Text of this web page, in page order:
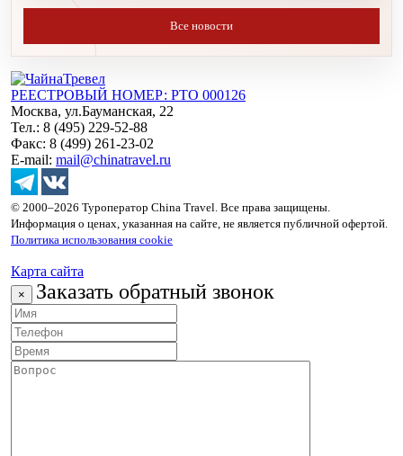
Все новости
РЕЕСТРОВЫЙ НОМЕР: РТО 000126
Москва, ул.Бауманская, 22
Тел.: 8 (495) 229-52-88
Факс: 8 (499) 261-23-02
E-mail: mail@chinatravel.ru
© 2000–2026 Туроператор China Travel. Все права защищены.
Информация о ценах, указанная на сайте, не является публичной офертой.
Политика использования cookie
Карта сайта
× Заказать обратный звонок